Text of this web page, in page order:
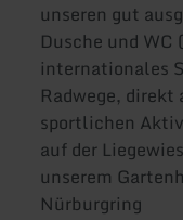
unseren gut
Dusche und WC
internationales
Radwege, direkt
sportlichen
auf der
unserem
Nürburgring